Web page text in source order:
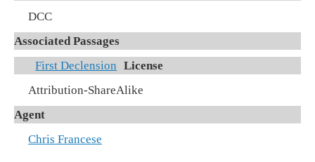
DCC
Associated Passages
First Declension License
Attribution-ShareAlike
Agent
Chris Francese